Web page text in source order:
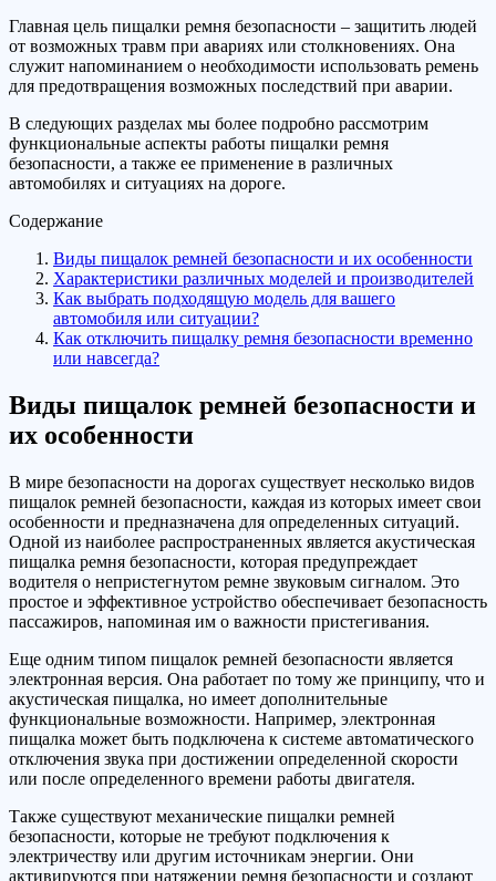
Главная цель пищалки ремня безопасности – защитить людей
от возможных травм при авариях или столкновениях. Она
служит напоминанием о необходимости использовать ремень
для предотвращения возможных последствий при аварии.
В следующих разделах мы более подробно рассмотрим
функциональные аспекты работы пищалки ремня
безопасности, а также ее применение в различных
автомобилях и ситуациях на дороге.
Содержание
Виды пищалок ремней безопасности и их особенности
Характеристики различных моделей и производителей
Как выбрать подходящую модель для вашего
автомобиля или ситуации?
Как отключить пищалку ремня безопасности временно
или навсегда?
Виды пищалок ремней безопасности и
их особенности
В мире безопасности на дорогах существует несколько видов
пищалок ремней безопасности, каждая из которых имеет свои
особенности и предназначена для определенных ситуаций.
Одной из наиболее распространенных является акустическая
пищалка ремня безопасности, которая предупреждает
водителя о непристегнутом ремне звуковым сигналом. Это
простое и эффективное устройство обеспечивает безопасность
пассажиров, напоминая им о важности пристегивания.
Еще одним типом пищалок ремней безопасности является
электронная версия. Она работает по тому же принципу, что и
акустическая пищалка, но имеет дополнительные
функциональные возможности. Например, электронная
пищалка может быть подключена к системе автоматического
отключения звука при достижении определенной скорости
или после определенного времени работы двигателя.
Также существуют механические пищалки ремней
безопасности, которые не требуют подключения к
электричеству или другим источникам энергии. Они
активируются при натяжении ремня безопасности и создают